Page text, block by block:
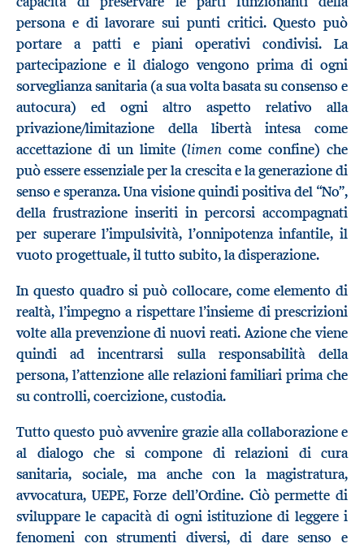
persona e di lavorare sui punti critici. Questo può
portare a patti e piani operativi condivisi. La
partecipazione e il dialogo vengono prima di ogni
sorveglianza sanitaria (a sua volta basata su consenso e
autocura) ed ogni altro aspetto relativo alla
privazione/limitazione della libertà intesa come
accettazione di un limite (limencome confine) che
può essere essenziale per la crescita e la generazione di
senso e speranza. Una visione quindi positiva del “No”,
della frustrazione inseriti in percorsi accompagnati
per superare l’impulsività, l’onnipotenza infantile, il
vuoto progettuale, il tutto subito, la disperazione.
In questo quadro si può collocare, come elemento di
realtà, l’impegno a rispettare l’insieme di prescrizioni
volte alla prevenzione di nuovi reati. Azione che viene
quindi ad incentrarsi sulla responsabilità della
persona, l’attenzione alle relazioni familiari prima che
su controlli, coercizione, custodia.
Tutto questo può avvenire grazie alla collaborazione e
al dialogo che si compone di relazioni di cura
sanitaria, sociale, ma anche con la magistratura,
avvocatura, UEPE, Forze dell’Ordine. Ciò permette di
sviluppare le capacità di ogni istituzione di leggere i
fenomeni con strumenti diversi, di dare senso e